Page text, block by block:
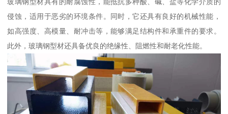
侵蚀，适用于恶劣的环境条件。同时，它还具有良好的机械性能，
如高强度、高模量、耐冲击等，能够满足结构件和承重件的要求。
此外，玻璃钢型材还具备优良的绝缘性、阻燃性和耐老化性能。